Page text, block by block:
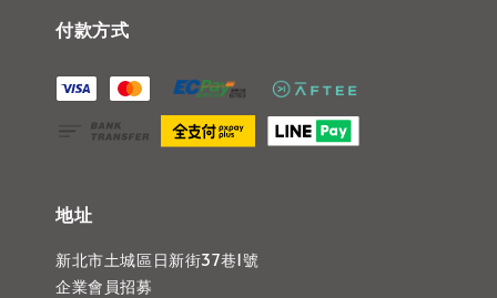
付款方式
地址
新北市土城區日新街37巷1號
企業會員招募